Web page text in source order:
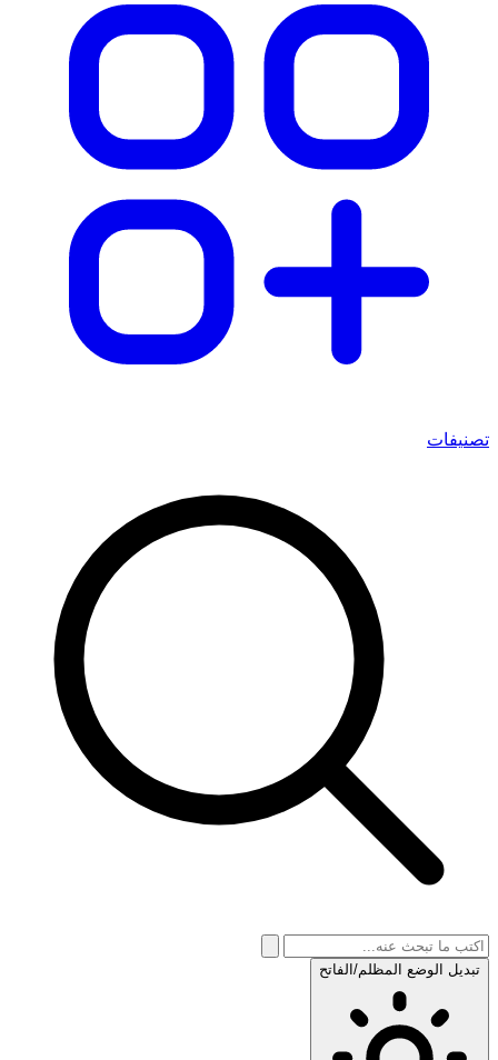
تصنيفات
تبديل الوضع المظلم/الفاتح